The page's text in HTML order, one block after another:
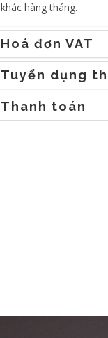
khác hàng tháng.
Hoá đơn VAT
Tuyển dụng
Thanh toán